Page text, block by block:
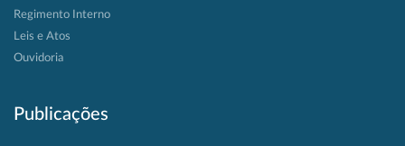
Regimento Interno
Leis e Atos
Ouvidoria
Publicações